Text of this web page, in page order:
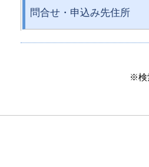
問合せ・申込み先住所
※検